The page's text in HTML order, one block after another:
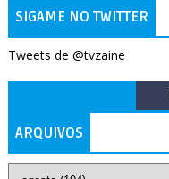
SIGAME NO TWITTER
Tweets de @tvzaine
ARQUIVOS